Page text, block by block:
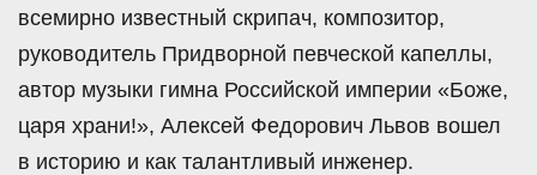
всемирно известный скрипач, композитор,
руководитель Придворной певческой капеллы,
автор музыки гимна Российской империи «Боже,
царя храни!», Алексей Федорович Львов вошел
в историю и как талантливый инженер.